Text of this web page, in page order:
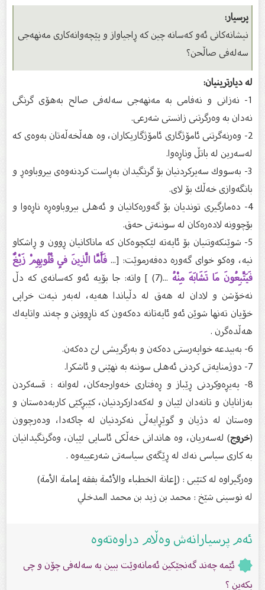
پرسیار:
نیشانه‌كانى ئەو کەسانە چین كه‌ ڕاجیاواز و پێچه‌وانه‌كارى مه‌نهه‌جى
سه‌له‌فی صاڵحن؟
له‌ دیارترینیان:
1- نه‌زانى و نه‌فامى به‌ مه‌نهه‌جى سه‌له‌فی صالح به‌هۆى گرنگى
نه‌دان به‌ وه‌رگرتنى زانستى شه‌رعى.
2- وه‌رنه‌گرتنى ئامۆژگارى ئامۆژگاریكاران، وه‌ هه‌ڵخه‌ڵه‌تان به‌وه‌ى كه‌
له‌سه‌رین له‌ باتڵ وناڕه‌وا.
3- به‌سووك سه‌یركردنیان بۆ گرنگیدان به‌ڕاست كردنه‌وه‌ى بیروباوه‌ڕ و
بانگه‌وازى خه‌ڵك بۆ لاى.
4- ده‌مارگیرى توندیان بۆ گه‌وره‌كانیان و ئه‌هلى بیروباوه‌ڕه‌ ناڕه‌وا و
بۆچوونه‌ لاده‌ره‌كان له‌ سوننه‌تى حه‌ق.
5- شوێنكه‌وتنیان بۆ ئایه‌ته‌ لێكچوه‌كان كه‌ ماناكانیان ڕوون و ڕاشكاو
نیه‌، وه‌كو خواى گه‌وره‌ ده‌فه‌رموێت: [... فَأَمَّا الَّذِينَ فِي قُلُوبِهِمْ زَيْغٌ
فَيَتَّبِعُونَ مَا تَشَابَهَ مِنْهُ
...(7) ] واته‌: جا بۆیه‌ ئه‌و كه‌سانه‌ى كه‌ دڵ
نه‌خۆشن و لادان له‌ هه‌ق له‌ دڵیاندا هه‌یه‌، له‌به‌ر نیه‌ت خراپی
خۆیان ته‌نها شوێن ئه‌و ئایه‌تانه‌ ده‌كه‌ون كه‌ ناڕوونن و چه‌ند واتایه‌ك
هه‌ڵده‌گرن .
8- په‌یڕه‌وكردنى ڕێباز و ڕه‌فتارى خه‌وارجه‌كان، له‌وانه‌ : قسه‌كردن
به‌زانایان و تانه‌دان لێیان و له‌كه‌داركردنیان، كێبڕكێى كاربه‌ده‌ستان و
وه‌ستان له‌ دژیان و گوێڕایه‌ڵى نه‌كردنیان له‌ چاكه‌دا، وده‌رچوون
خروج) له‌سه‌ریان، وه‌ هاندانى خه‌ڵكى ئاسایی لێیان، وه‌گرنگیدانیان
به‌ كارى سیاسی نه‌ك له‌ ڕێگه‌ى سیاسه‌تى شه‌رعییه‌وه‌ .
وەرگیراوە لە کتێبی : (إعانة الخطباء والأئمة بفقه إمامة الأمة)
لە نوسینى شێخ : محمد بن زيد بن محمد المدخلي
ئەم پرسیارانەش وەڵام دراوەتەوە
ئێمە چەند گەنجێکین ئەمانەوێت ببین بە سەلەفى چۆن و چی
بكەین ؟